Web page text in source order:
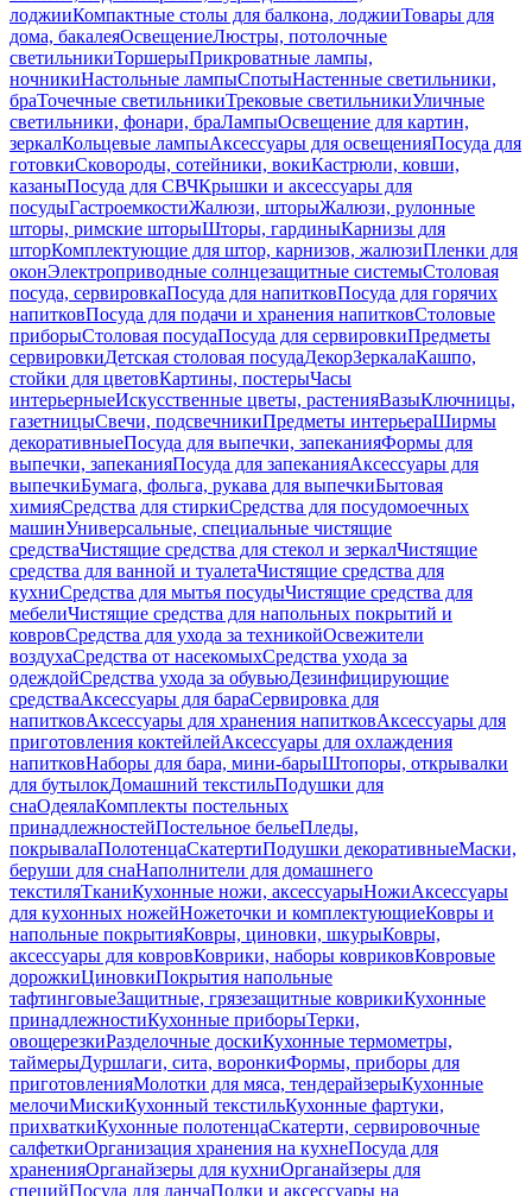
лоджииКомпактные столы для балкона, лоджииТовары для
дома, бакалеяОсвещениеЛюстры, потолочные
светильникиТоршерыПрикроватные лампы,
ночникиНастольные лампыСпотыНастенные светильники,
браТочечные светильникиТрековые светильникиУличные
светильники, фонари, браЛампыОсвещение для картин,
зеркалКольцевые лампыАксессуары для освещенияПосуда для
готовкиСковороды, сотейники, вокиКастрюли, ковши,
казаныПосуда для СВЧКрышки и аксессуары для
посудыГастроемкостиЖалюзи, шторыЖалюзи, рулонные
шторы, римские шторыШторы, гардиныКарнизы для
шторКомплектующие для штор, карнизов, жалюзиПленки для
оконЭлектроприводные солнцезащитные системыСтоловая
посуда, сервировкаПосуда для напитковПосуда для горячих
напитковПосуда для подачи и хранения напитковСтоловые
приборыСтоловая посудаПосуда для сервировкиПредметы
сервировкиДетская столовая посудаДекорЗеркалаКашпо,
стойки для цветовКартины, постерыЧасы
интерьерныеИскусственные цветы, растенияВазыКлючницы,
газетницыСвечи, подсвечникиПредметы интерьераШирмы
декоративныеПосуда для выпечки, запеканияФормы для
выпечки, запеканияПосуда для запеканияАксессуары для
выпечкиБумага, фольга, рукава для выпечкиБытовая
химияСредства для стиркиСредства для посудомоечных
машинУниверсальные, специальные чистящие
средстваЧистящие средства для стекол и зеркалЧистящие
средства для ванной и туалетаЧистящие средства для
кухниСредства для мытья посудыЧистящие средства для
мебелиЧистящие средства для напольных покрытий и
ковровСредства для ухода за техникойОсвежители
воздухаСредства от насекомыхСредства ухода за
одеждойСредства ухода за обувьюДезинфицирующие
средстваАксессуары для бараСервировка для
напитковАксессуары для хранения напитковАксессуары для
приготовления коктейлейАксессуары для охлаждения
напитковНаборы для бара, мини-барыШтопоры, открывалки
для бутылокДомашний текстильПодушки для
снаОдеялаКомплекты постельных
принадлежностейПостельное бельеПледы,
покрывалаПолотенцаСкатертиПодушки декоративныеМаски,
беруши для снаНаполнители для домашнего
текстиляТканиКухонные ножи, аксессуарыНожиАксессуары
для кухонных ножейНожеточки и комплектующиеКовры и
напольные покрытияКовры, циновки, шкурыКовры,
аксессуары для ковровКоврики, наборы ковриковКовровые
дорожкиЦиновкиПокрытия напольные
тафтинговыеЗащитные, грязезащитные коврикиКухонные
принадлежностиКухонные приборыТерки,
овощерезкиРазделочные доскиКухонные термометры,
таймерыДуршлаги, сита, воронкиФормы, приборы для
приготовленияМолотки для мяса, тендерайзерыКухонные
мелочиМискиКухонный текстильКухонные фартуки,
прихваткиКухонные полотенцаСкатерти, сервировочные
салфеткиОрганизация хранения на кухнеПосуда для
храненияОрганайзеры для кухниОрганайзеры для
специйПосуда для ланчаПолки и аксессуары на